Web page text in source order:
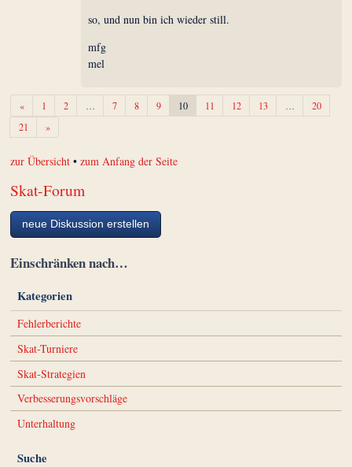
so, und nun bin ich wieder still.
mfg
mel
«Zurück1 2 … 7 8 9 10 11 12 13 …
20
21
»Weiter
zur Übersicht •zum Anfang der Seite
Skat-Forum
neue Diskussion erstellen
Einschränken nach…
Kategorien
Fehlerberichte
Skat-Turniere
Skat-Strategien
Verbesserungsvorschläge
Unterhaltung
Suche